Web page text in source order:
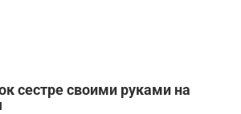
сестре своими руками на